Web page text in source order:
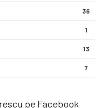
36
1
13
7
pe Facebook